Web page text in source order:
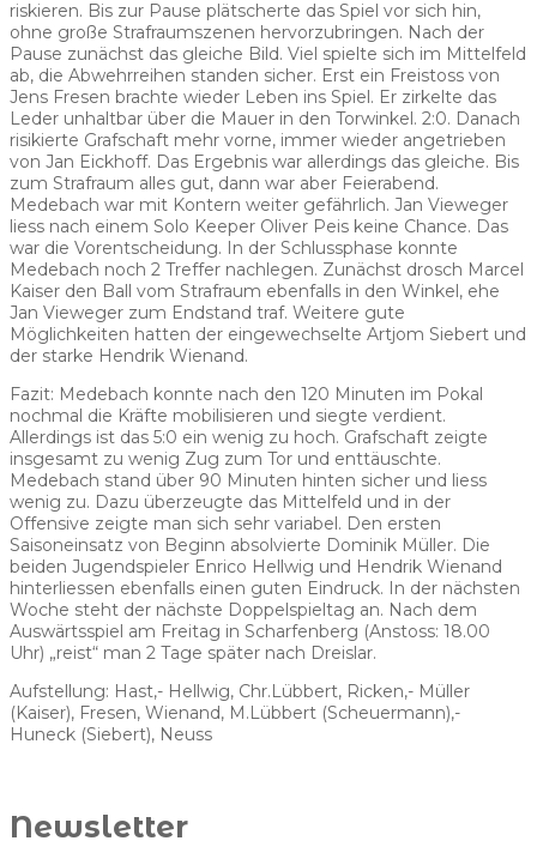
riskieren. Bis zur Pause plätscherte das Spiel vor sich hin,
ohne große Strafraumszenen hervorzubringen. Nach der
Pause zunächst das gleiche Bild. Viel spielte sich im Mittelfeld
ab, die Abwehrreihen standen sicher. Erst ein Freistoss von
Jens Fresen brachte wieder Leben ins Spiel. Er zirkelte das
Leder unhaltbar über die Mauer in den Torwinkel. 2:0. Danach
risikierte Grafschaft mehr vorne, immer wieder angetrieben
von Jan Eickhoff. Das Ergebnis war allerdings das gleiche. Bis
zum Strafraum alles gut, dann war aber Feierabend.
Medebach war mit Kontern weiter gefährlich. Jan Vieweger
liess nach einem Solo Keeper Oliver Peis keine Chance. Das
war die Vorentscheidung. In der Schlussphase konnte
Medebach noch 2 Treffer nachlegen. Zunächst drosch Marcel
Kaiser den Ball vom Strafraum ebenfalls in den Winkel, ehe
Jan Vieweger zum Endstand traf. Weitere gute
Möglichkeiten hatten der eingewechselte Artjom Siebert und
der starke Hendrik Wienand.
Fazit: Medebach konnte nach den 120 Minuten im Pokal
nochmal die Kräfte mobilisieren und siegte verdient.
Allerdings ist das 5:0 ein wenig zu hoch. Grafschaft zeigte
insgesamt zu wenig Zug zum Tor und enttäuschte.
Medebach stand über 90 Minuten hinten sicher und liess
wenig zu. Dazu überzeugte das Mittelfeld und in der
Offensive zeigte man sich sehr variabel. Den ersten
Saisoneinsatz von Beginn absolvierte Dominik Müller. Die
beiden Jugendspieler Enrico Hellwig und Hendrik Wienand
hinterliessen ebenfalls einen guten Eindruck. In der nächsten
Woche steht der nächste Doppelspieltag an. Nach dem
Auswärtsspiel am Freitag in Scharfenberg (Anstoss: 18.00
Uhr) „reist“ man 2 Tage später nach Dreislar.
Aufstellung: Hast,- Hellwig, Chr.Lübbert, Ricken,- Müller
(Kaiser), Fresen, Wienand, M.Lübbert (Scheuermann),-
Huneck (Siebert), Neuss
Newsletter